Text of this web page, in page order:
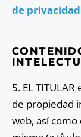
de privacidad
5. EL
de propiedad
web, así